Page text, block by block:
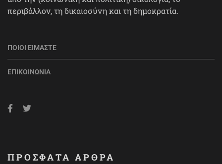
περιβάλλον, τη δικαιοσύνη και τη δημοκρατία.
ΠΟΙΟΙ ΕΊΜΑΣΤΕ
ΕΠΙΚΟΙΝΩΝΊΑ
ΠΡΟΣΦΑΤΑ ΑΡΘΡΑ